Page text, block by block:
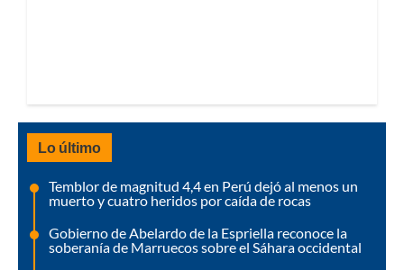
Lo último
Temblor de magnitud 4,4 en Perú dejó al menos un
muerto y cuatro heridos por caída de rocas
Gobierno de Abelardo de la Espriella reconoce la
soberanía de Marruecos sobre el Sáhara occidental